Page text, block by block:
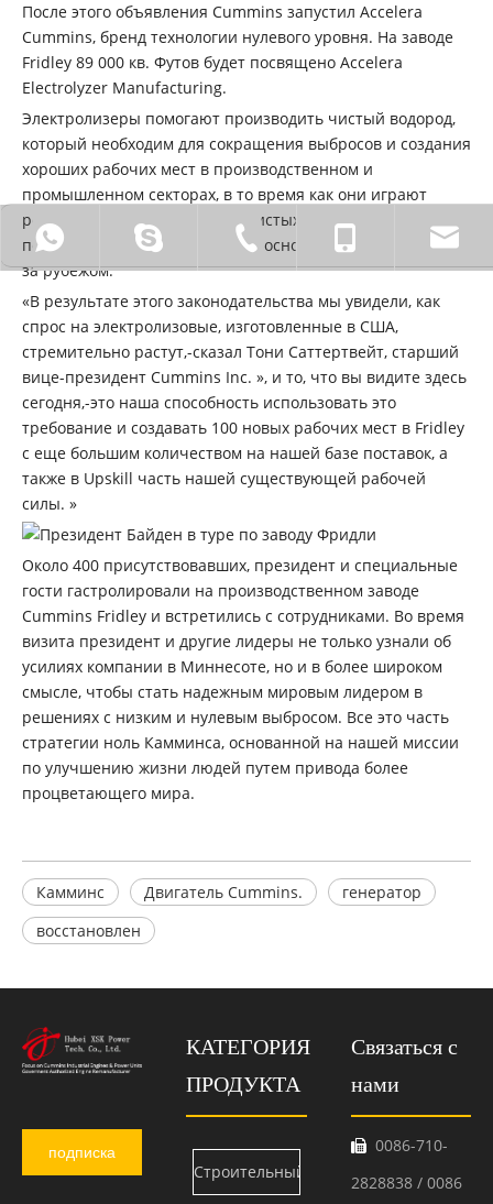
После этого объявления Cummins запустил Accelera
Cummins, бренд технологии нулевого уровня. На заводе
Fridley 89 000 кв. Футов будет посвящено Accelera
Electrolyzer Manufacturing.
Электролизеры помогают производить чистый водород,
который необходим для сокращения выбросов и создания
хороших рабочих мест в производственном и
промышленном секторах, в то время как они играют
решающую роль в цепочках чистых энергетических
поставок, которые до сих пор в основном производились
за рубежом.
«В результате этого законодательства мы увидели, как
спрос на электролизовые, изготовленные в США,
стремительно растут,-сказал Тони Саттертвейт, старший
вице-президент Cummins Inc. », и ​​то, что вы видите здесь
сегодня,-это наша способность использовать это
требование и создавать 100 новых рабочих мест в Fridley
с еще большим количеством на нашей базе поставок, а
также в Upskill часть нашей существующей рабочей
силы. »
Около 400 присутствовавших, президент и специальные
гости гастролировали на производственном заводе
Cummins Fridley и встретились с сотрудниками. Во время
визита президент и другие лидеры не только узнали об
усилиях компании в Миннесоте, но и в более широком
смысле, чтобы стать надежным мировым лидером в
решениях с низким и нулевым выбросом. Все это часть
стратегии ноль Камминса, основанной на нашей миссии
по улучшению жизни людей путем привода более
процветающего мира.
Камминс Двигатель Cummins.
генератор
восстановлен
подписка
0086 18772211931Sinocaowei. 0086-710-2828838.
0086 -
КАТЕГОРИЯ
ПРОДУКТА
Строительный
Связаться с
нами
 0086-710-
2828838 / 0086